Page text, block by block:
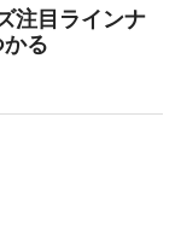
注目ラインナ
る